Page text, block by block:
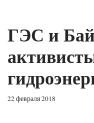
ГЭС и
22 февраля 2018